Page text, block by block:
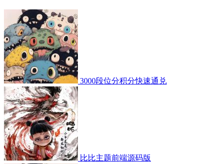
3000段位分积分快速通兑
比比主题前端源码版